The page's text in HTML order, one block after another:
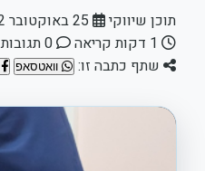
תוכן שיווקי
שתף כתבה זו:
וואטסאפ